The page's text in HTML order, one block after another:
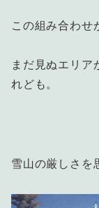
この組み合わせ
まだ見ぬエリア
れども。
雪山の厳しさを